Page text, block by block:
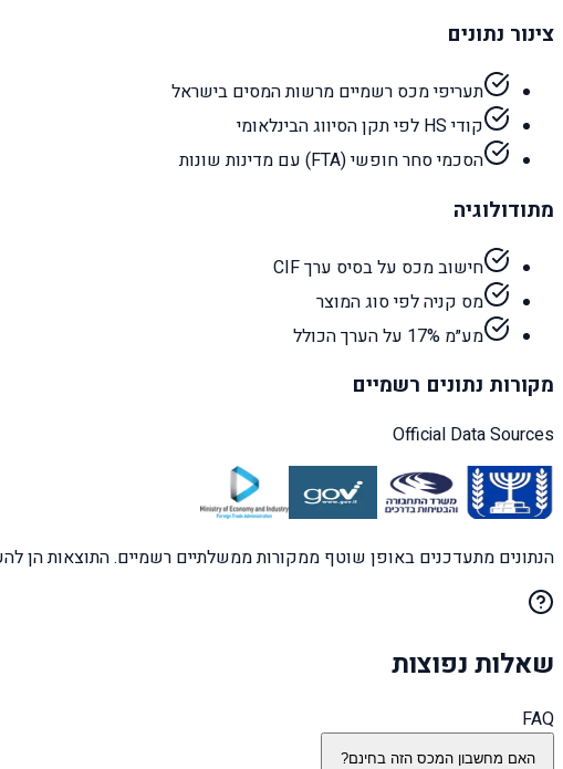
צינור נתונים
תעריפי מכס רשמיים מרשות המסים בישראל
קודי HS לפי תקן הסיווג הבינלאומי
הסכמי סחר חופשי (FTA) עם מדינות שונות
מתודולוגיה
חישוב מכס על בסיס ערך CIF
מס קניה לפי סוג המוצר
מע״מ 17% על הערך הכולל
מקורות נתונים רשמיים
Official Data Sources
הנתונים מתעדכנים באופן שוטף ממקורות ממשלתיים רשמיים. התוצאות הן
שאלות נפוצות
FAQ
האם מחשבון המכס הזה בחינם?